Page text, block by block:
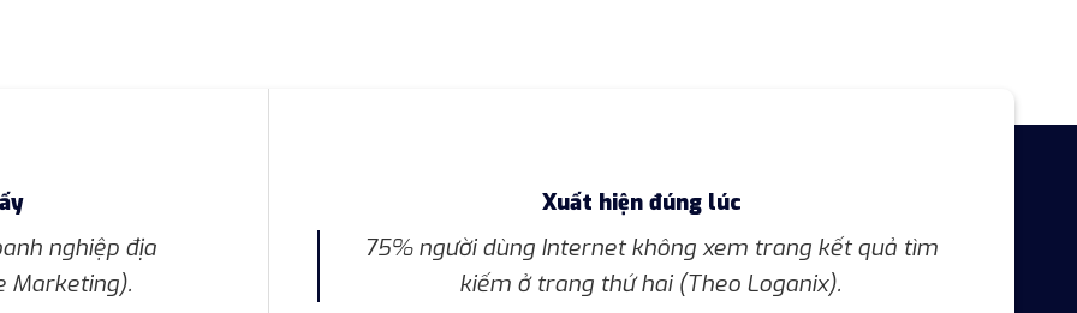
nghiệp địa
Marketing).
Xuất hiện đúng lúc
75% người dùng Internet không xem trang kết quả tìm
kiếm ở trang thứ hai (Theo Loganix).